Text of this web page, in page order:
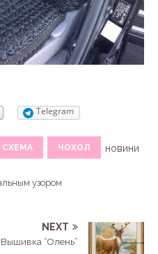
Telegram
СХЕМА ЧОХОЛ
новини
узором
NEXT
Вышивка “Олень”